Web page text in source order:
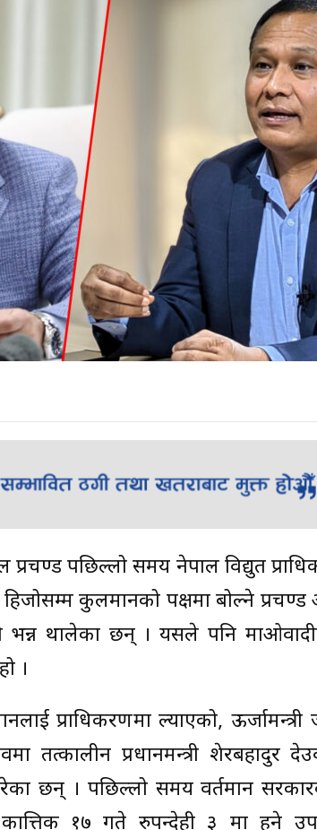
पछिल्लो समय नेपाल विद्युत
कुलमानको पक्षमा बोल्ने
थालेका छन् । यसले पनि
।
प्राधिकरणमा ल्याएको, ऊर्जामन्त्री
तत्कालीन प्रधानमन्त्री शेरबहादुर
छन् । पछिल्लो समय वर्तमान
१७ गते रुपन्देही ३ मा हुने